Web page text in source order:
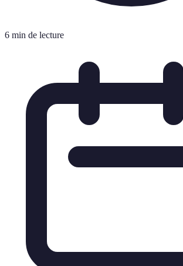
6 min de lecture